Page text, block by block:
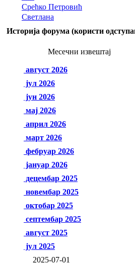
Срећко Петровић
Светлана
Историја форума (користи
Месечни извештај
август 2026
јул 2026
јун 2026
мај 2026
април 2026
март 2026
фебруар 2026
јануар 2026
децембар 2025
новембар 2025
октобар 2025
септембар 2025
август 2025
јул 2025
2025-07-01